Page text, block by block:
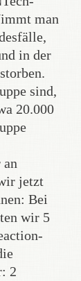
man
in der
sind,
20.000
jetzt
Bei
wir 5
2